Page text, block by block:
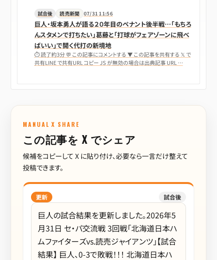
試合後 読売新聞 07/31 11:56
巨人・坂本勇人が語る２０年目のペナント後半戦…「もちろ
んスタメンで打ちたい」葛藤と「打球がフェアゾーンに飛べ
ばいい」で開く代打の新境地
⏱ 読了約3分 💬 この記事にコメントする ▼ この記事を共有する 𝕏 で
共有LINE で共有URL コピー JS が無効の場合は出典記事 URL …
MANUAL X SHARE
この記事を X でシェア
候補をコピーして X に貼り付け、必要なら一言だけ整えて
投稿できます。
更新 試合後